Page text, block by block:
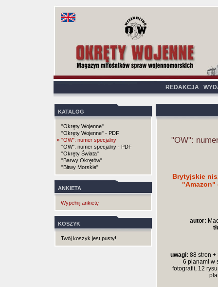
REDAKCJA
KATALOG
"Okręty Wojenne"
"Okręty Wojenne" - PDF
» "OW": numer specjalny
"OW": numer specjalny - PDF
"Okręty Świata"
"Barwy Okrętów"
"Bitwy Morskie"
ANKIETA
Wypełnij ankietę
KOSZYK
Twój koszyk jest pusty!
"OW":
Brytyjskie
autor:
uwagi: 88 stron +
6 planami w
fotografii, 12